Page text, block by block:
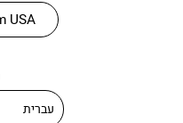
USA